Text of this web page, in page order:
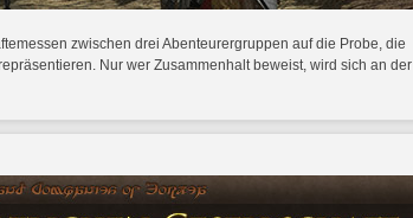
zwischen drei Abenteurergruppen auf die Probe, die
Nur wer Zusammenhalt beweist, wird sich an der